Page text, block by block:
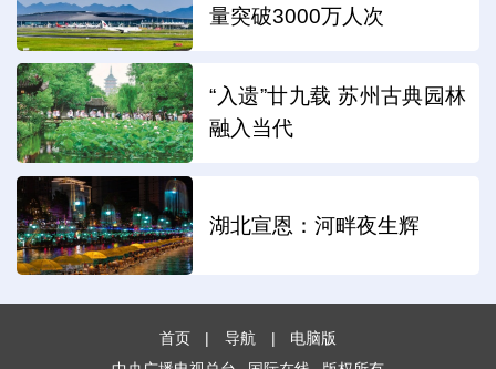
量突破3000万人次
“入遗”廿九载 苏州古典园林
融入当代
湖北宣恩：河畔夜生辉
首页 | 导航 |
电脑版